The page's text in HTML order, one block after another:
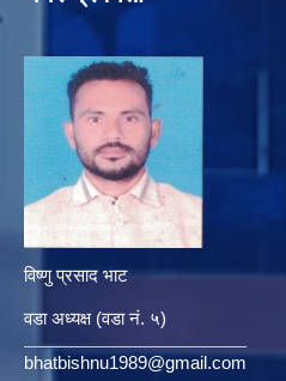
विष्णु प्रसाद भाट
वडा अध्यक्ष (वडा नं. ५)
bhatbishnu1989@gmail.com